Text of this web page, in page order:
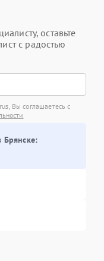
оставьте
с радостью
Вы соглашаетесь с
Брянске: